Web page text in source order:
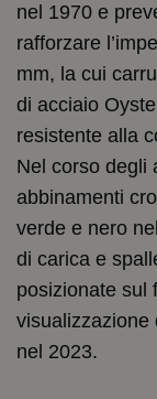
nel 1970 e
rafforzare
mm, la cui
di acciaio
resistente alla
Nel corso degli
abbinamenti
verde e nero
di carica e
posizionate sul
visualizzazione
nel 2023.